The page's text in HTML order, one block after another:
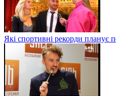
Які спортивні рекорди планує